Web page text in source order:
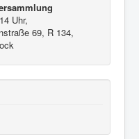
Uhr,
69, R 134,